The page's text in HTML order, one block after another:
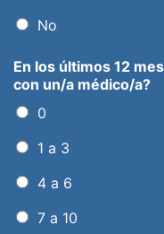
No
En los últimos 12
con un/a médico/a?
0
1 a 3
4 a 6
7 a 10